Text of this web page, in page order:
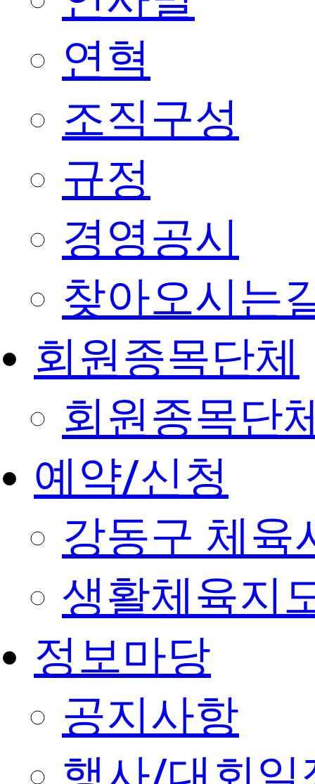
연혁
조직구성
규정
경영공시
찾아오시는
회원종목단체
회원종목단
예약/신청
강동구 체육
생활체육지
정보마당
공지사항